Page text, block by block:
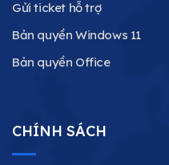
Gửi ticket hỗ trợ
Bản quyền Windows 11
Bản quyền Office
CHÍNH SÁCH